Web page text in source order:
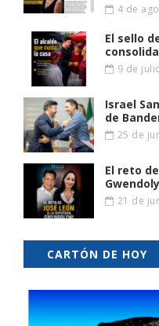
4 de
El sello
9 de
Israel
de
25 de
El reto
21 de
CARTÓN DE HOY